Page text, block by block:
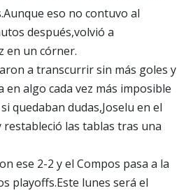
eso no contuvo al
después,volvió a
en un córner.
a transcurrir sin más goles y
en algo cada vez más imposible
quedaban dudas,Joselu en el
las tablas tras una
ese 2-2 y el Compos pasa a la
playoffs.Este lunes será el